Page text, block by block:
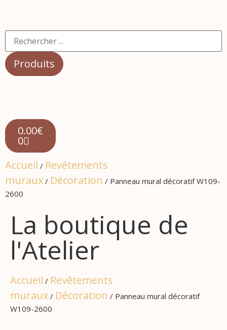
Produits
0.00€
0
Accueil / Revêtements
muraux / Décoration / Panneau mural décoratif W109-
2600
La boutique de
l'Atelier
Accueil / Revêtements
muraux / Décoration / Panneau mural décoratif
W109-2600